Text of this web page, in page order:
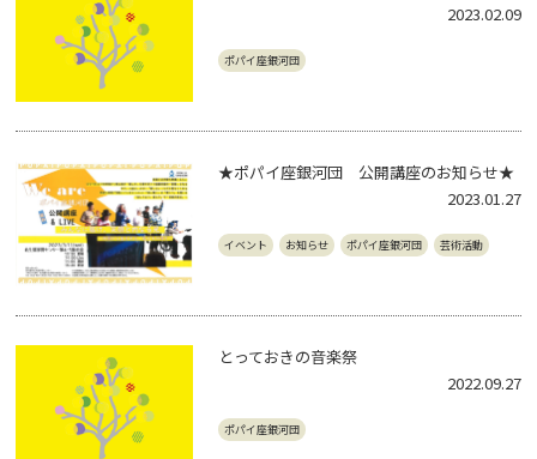
2023.02.09
ポパイ座銀河団
★ポパイ座銀河団 公開講座のお知らせ★
2023.01.27
イベント お知らせ ポパイ座銀河団 芸術活動
とっておきの音楽祭
2022.09.27
ポパイ座銀河団